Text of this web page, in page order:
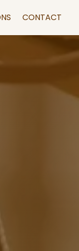
CONTACT